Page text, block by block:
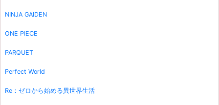
NINJA GAIDEN
ONE PIECE
PARQUET
Perfect World
Re：ゼロから始める異世界生活